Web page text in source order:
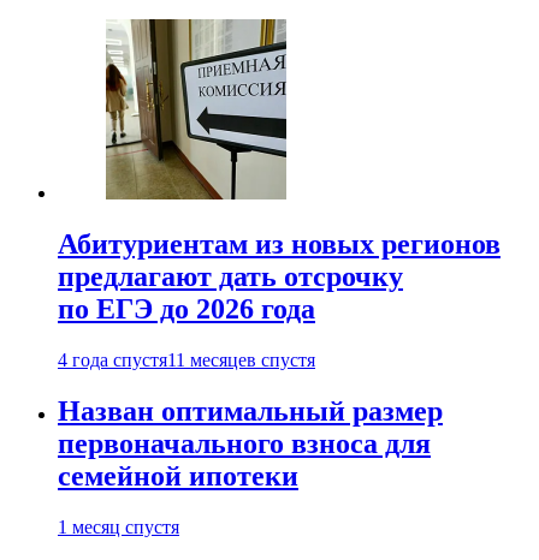
Абитуриентам из новых регионов
предлагают дать отсрочку
по ЕГЭ до 2026 года
4 года спустя11 месяцев спустя
Назван оптимальный размер
первоначального взноса для
семейной ипотеки
1 месяц спустя